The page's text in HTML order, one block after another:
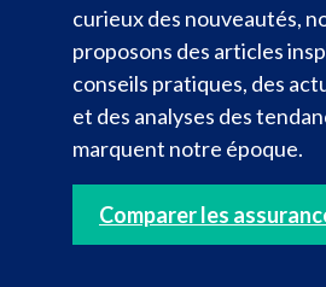
curieux des nouveautés,
proposons des articles
conseils pratiques, des
et des analyses des
marquent notre époque.
Comparer les